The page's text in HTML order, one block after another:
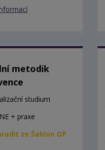
metodik
studium
+ praxe
ze Šablon OP